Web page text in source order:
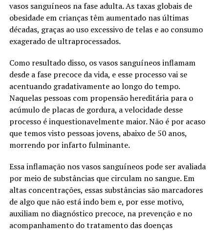
vasos sanguíneos na fase adulta. As taxas globais de
obesidade em crianças têm aumentado nas últimas
décadas, graças ao uso excessivo de telas e ao consumo
exagerado de ultraprocessados.
Como resultado disso, os vasos sanguíneos inflamam
desde a fase precoce da vida, e esse processo vai se
acentuando gradativamente ao longo do tempo.
Naquelas pessoas com propensão hereditária para o
acúmulo de placas de gordura, a velocidade desse
processo é inquestionavelmente maior. Não é por acaso
que temos visto pessoas jovens, abaixo de 50 anos,
morrendo por infarto fulminante.
Essa inflamação nos vasos sanguíneos pode ser avaliada
por meio de substâncias que circulam no sangue. Em
altas concentrações, essas substâncias são marcadores
de algo que não está indo bem e, por esse motivo,
auxiliam no diagnóstico precoce, na prevenção e no
acompanhamento do tratamento das doenças